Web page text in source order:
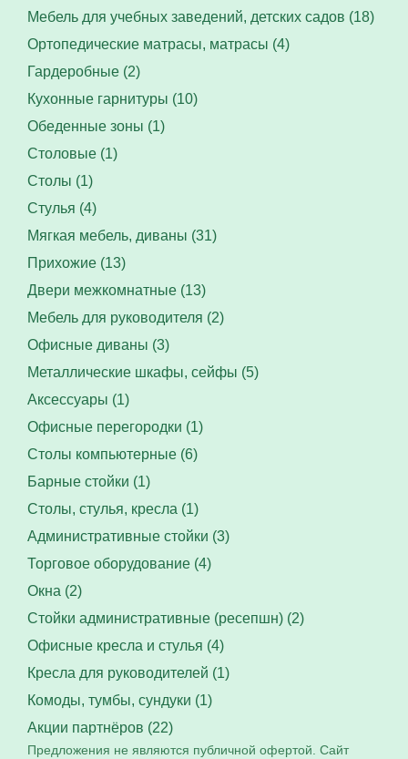
Мебель для учебных заведений, детских садов (18)
Ортопедические матрасы, матрасы (4)
Гардеробные (2)
Кухонные гарнитуры (10)
Обеденные зоны (1)
Столовые (1)
Столы (1)
Стулья (4)
Мягкая мебель, диваны (31)
Прихожие (13)
Двери межкомнатные (13)
Мебель для руководителя (2)
Офисные диваны (3)
Металлические шкафы, сейфы (5)
Аксессуары (1)
Офисные перегородки (1)
Столы компьютерные (6)
Барные стойки (1)
Столы, стулья, кресла (1)
Административные стойки (3)
Торговое оборудование (4)
Окна (2)
Стойки административные (ресепшн) (2)
Офисные кресла и стулья (4)
Кресла для руководителей (1)
Комоды, тумбы, сундуки (1)
Акции партнёров (22)
Предложения не являются публичной офертой. Сайт